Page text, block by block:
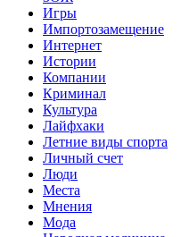
Игры
Импортозамещение
Интернет
Истории
Компании
Криминал
Культура
Лайфхаки
Летние виды спорта
Личный счет
Люди
Места
Мнения
Мода